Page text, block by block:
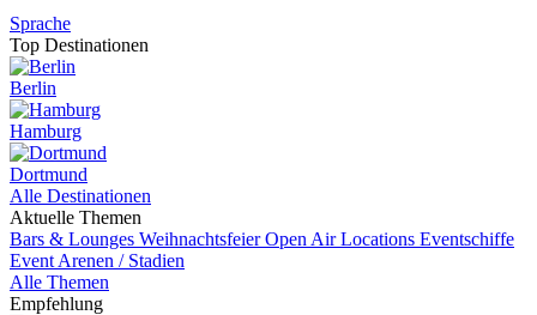
Sprache
Top Destinationen
Berlin
Hamburg
Dortmund
Alle Destinationen
Aktuelle Themen
Bars & Lounges WeihnachtsfeierOpen Air Locations Eventschiffe
Event Arenen / Stadien
Alle Themen
Empfehlung